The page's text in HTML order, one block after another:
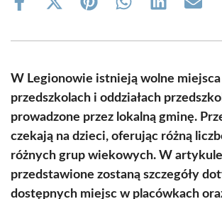
Share
Share
(Twitter)
Share Share Share Share
W Legionowie istnieją wolne
przedszkolach i oddziałach
prowadzone przez lokalną gminę.
czekają na dzieci, oferując różną
różnych grup wiekowych. W artykule
przedstawione zostaną szczegóły
dostępnych miejsc w placówkach